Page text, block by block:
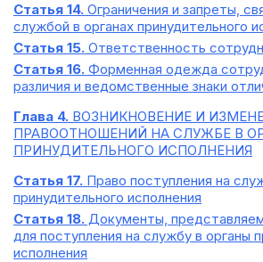
Статья 14. Ограничения и запреты,
службой в органах принудительного
Статья 15. Ответственность
Статья 16. Форменная одежда
различия и ведомственные знаки
Глава 4. ВОЗНИКНОВЕНИЕ И
ПРАВООТНОШЕНИЙ НА СЛУЖБЕ В
ПРИНУДИТЕЛЬНОГО ИСПОЛНЕНИЯ
Статья 17. Право поступления на
принудительного исполнения
Статья 18. Документы,
для поступления на службу в органы
исполнения